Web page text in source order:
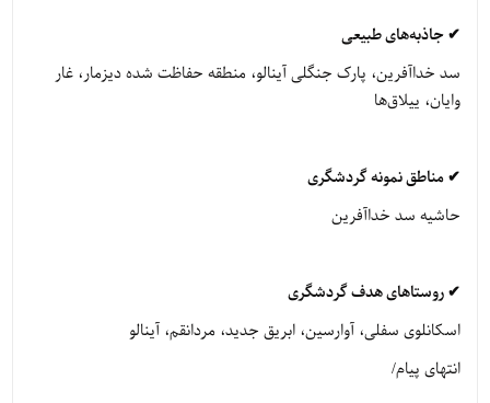
✔ جاذبه‌های طبیعی
سد خداآفرین، پارک جنگلی آینالو، منطقه حفاظت شده دیزمار، غار
وایان، ییلاق‌ها
✔ مناطق نمونه گردشگری
حاشیه سد خداآفرین
✔ روستاهای هدف گردشگری
اسکانلوی سفلی، آوارسین، ابریق جدید، مردانقم، آینالو
انتهای پیام/